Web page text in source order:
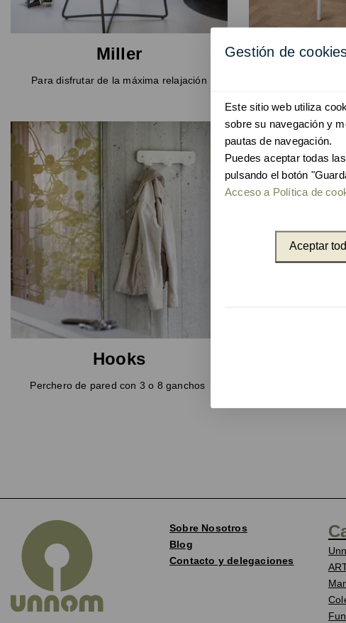
Miller
Para disfrutar de la máxima relajación
Silla
Hooks
Perchero de pared con 3 o 8 ganchos
Gestión de
Este sitio web utiliza
sobre su navegación y
pautas de navegación.
Puedes aceptar todas
pulsando el botón
Acceso a Política de
Aceptar
Sobre Nosotros
Blog
Contacto y delegaciones